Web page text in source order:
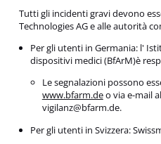
Tutti gli incidenti gravi devono
Technologies AG e alle autorità
Per gli utenti in Germania: l'
dispositivi medici (BfArM)è
Le segnalazioni possono
www.bfarm.deo via e-mail
vigilanz@bfarm.de.
Per gli utenti in Svizzera: